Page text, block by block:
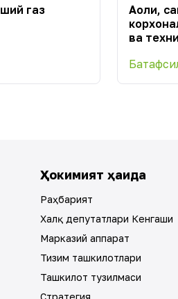
газ
Аҳоли,
ва
Ҳокимият ҳақида
Раҳбарият
Халқ депутатлари Кенгаши
Марказий аппарат
Тизим ташкилотлари
Ташкилот тузилмаси
Стратегия